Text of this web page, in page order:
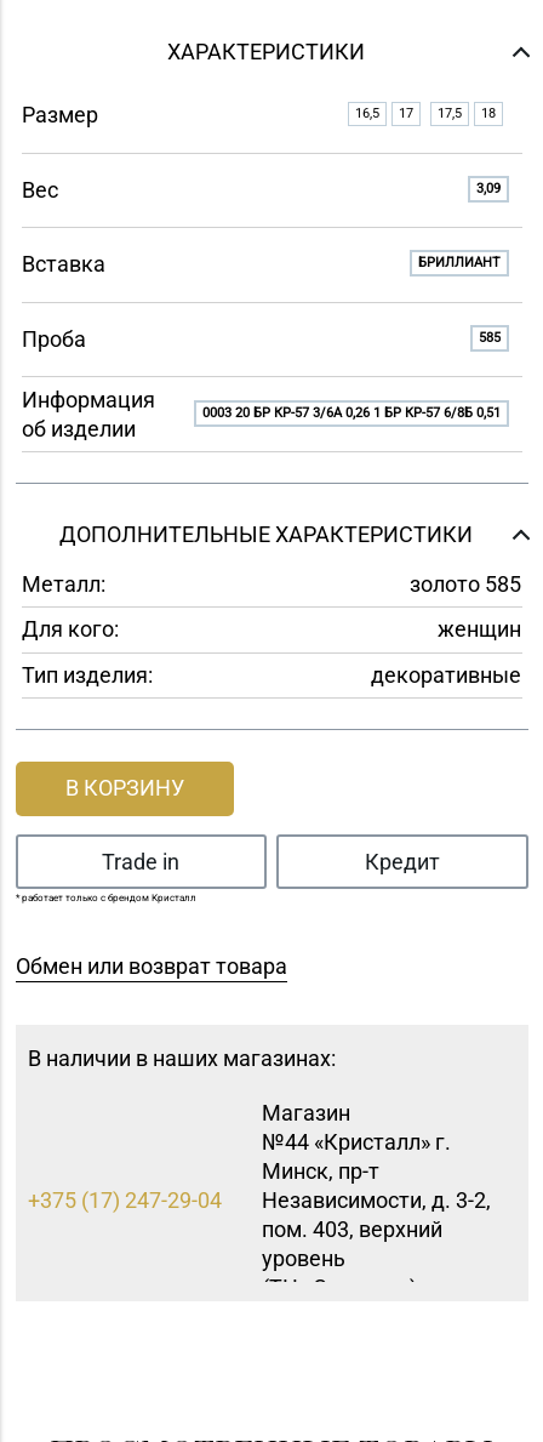
ХАРАКТЕРИСТИКИ
Размер 16,5 17 17,5 18
Вес 3,09
Вставка БРИЛЛИАНТ
Проба 585
Информация
об изделии
0003 20 БР КР-57 3/6A 0,26 1 БР КР-57 6/8Б 0,51
ДОПОЛНИТЕЛЬНЫЕ ХАРАКТЕРИСТИКИ
Металл:
золото 585
Для кого:
женщин
Тип изделия:
декоративные
В КОРЗИНУ
Trade in Кредит
* работает только с брендом Кристалл
Обмен или возврат товара
В наличии в наших магазинах:
+375 (17) 247-29-04
Магазин
№44 «Кристалл» г.
Минск, пр-т
Независимости, д. 3-2,
пом. 403, верхний
уровень
(ТЦ «Столица»)